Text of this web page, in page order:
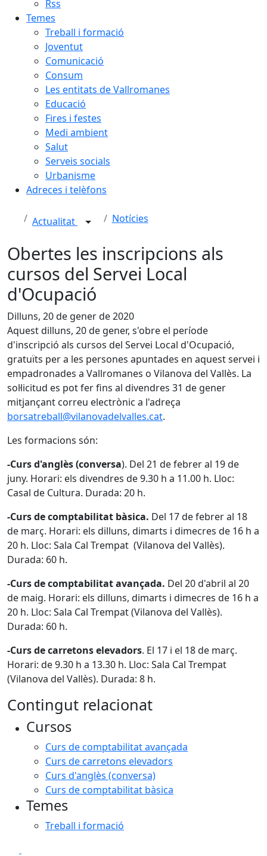
Rss
Temes
Treball i formació
Joventut
Comunicació
Consum
Les entitats de Vallromanes
Educació
Fires i festes
Medi ambient
Salut
Serveis socials
Urbanisme
Adreces i telèfons
Actualitat Notícies
Obertes les inscripcions als
cursos del Servei Local
d'Ocupació
Dilluns, 20 de gener de 2020
Aquest dilluns, 20 de gener, s'obre el període
d'inscripció als cursos del Servei Local d'Ocupació,
gratuïts per a les persones apuntades en aquest servei i
empadronades a Vallromanes o Vilanova del Vallès. La
sol·licitud es pot fer fins al divendres 31 de gener
mitjançant correu electrònic a l'adreça
borsatreball@vilanovadelvalles.cat.
Les formacions són:
-Curs d'anglès (conversa). Del 21 de febrer al 19 de
juny. Horari: els divendres de 9.30 h a 11.00 h. Lloc:
Casal de Cultura. Durada: 20 h.
-Curs de comptabilitat bàsica. Del 17 de febrer al 18
de març. Horari: els dilluns, dimarts i dimecres de 16 h a
20 h. Lloc: Sala Cal Trempat (Vilanova del Vallès).
Durada: 60 h.
-Curs de comptabilitat avançada. Del 20 d'abril al 20
de maig. Horari: els dilluns, dimarts i dimecres de 16 h a
20 h. Lloc: Sala Cal Trempat (Vilanova del Vallès).
Durada: 60 h.
-Curs de carretons elevadors. El 17 i el 18 de març.
Horari: de 9.30 h a 13.30 h. Lloc: Sala Cal Trempat
(Vilanova del Vallès). Durada: 8 h.
Contingut relacionat
Cursos
Curs de comptabilitat avançada
Curs de carretons elevadors
Curs d'anglès (conversa)
Curs de comptabilitat bàsica
Temes
Treball i formació